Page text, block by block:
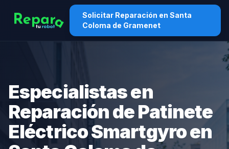
Solicitar Reparación en Santa
Coloma de Gramenet
Especialistas en
Reparación de Patinete
Eléctrico Smartgyro en